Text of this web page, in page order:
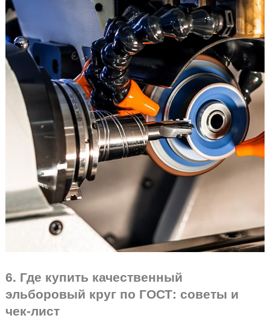
6. Где купить качественный
эльборовый круг по ГОСТ: советы и
чек-лист